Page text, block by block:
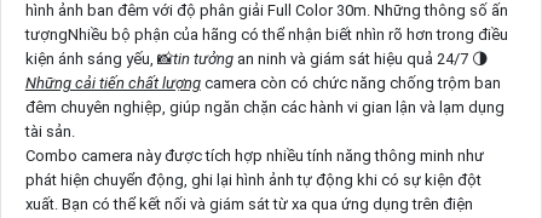
hình ảnh ban đêm với độ phân giải Full Color 30m. Những thông số ấn
tượngNhiều bộ phận của hãng có thể nhận biết nhìn rõ hơn trong điều
kiện ánh sáng yếu, 📸tin tưởngan ninh và giám sát hiệu quả 24/7 🌗
Những cải tiến chất lượngcamera còn có chức năng chống trộm ban
đêm chuyên nghiệp, giúp ngăn chặn các hành vi gian lận và lạm dụng
tài sản.
Combo camera này được tích hợp nhiều tính năng thông minh như
phát hiện chuyển động, ghi lại hình ảnh tự động khi có sự kiện đột
xuất. Bạn có thể kết nối và giám sát từ xa qua ứng dụng trên điện